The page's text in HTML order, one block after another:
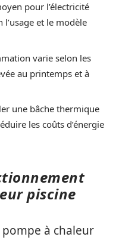
pour l’électricité
et le modèle
varie selon les
au printemps et à
une bâche thermique
les coûts d’énergie
piscine
à chaleur